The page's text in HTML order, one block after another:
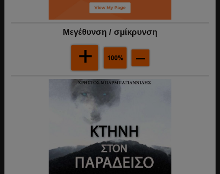
Mεγέθυνση / σμίκρυνση